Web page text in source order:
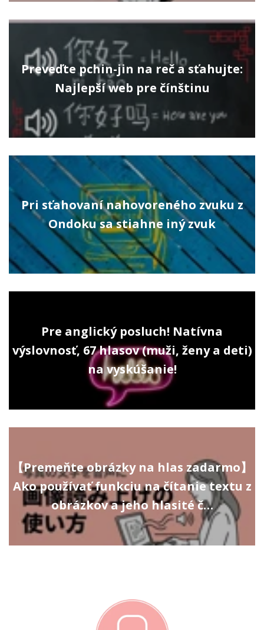
Preveďte pchin-jin na reč a sťahujte:
Najlepší web pre čínštinu
Pri sťahovaní nahovoreného zvuku z
Ondoku sa stiahne iný zvuk
Pre anglický posluch! Natívna
výslovnosť, 67 hlasov (muži, ženy a deti)
na vyskúšanie!
【Premeňte obrázky na hlas zadarmo】
Ako používať funkciu na čítanie textu z
obrázkov a jeho hlasité č…